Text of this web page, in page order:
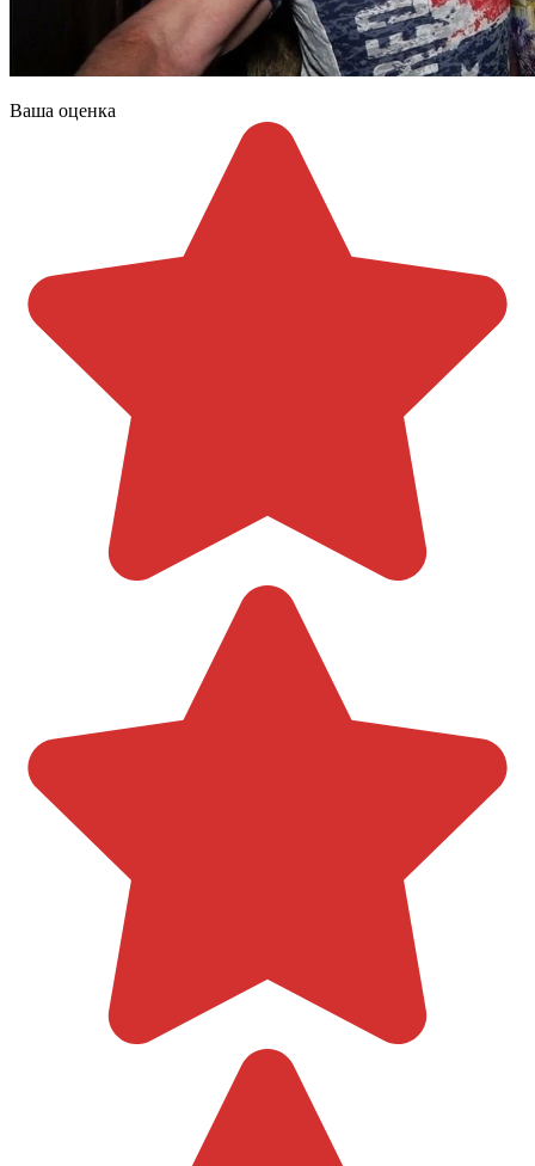
Ваша оценка